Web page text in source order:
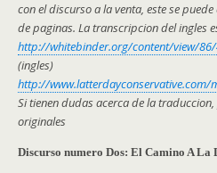
con el discurso a la venta, este se
de paginas. La transcripcion del ingles
http://whitebinder.org/content/view/
(ingles)
http://
Si tienen dudas acerca de la
originales
Discurso numero Dos: El Camino A La